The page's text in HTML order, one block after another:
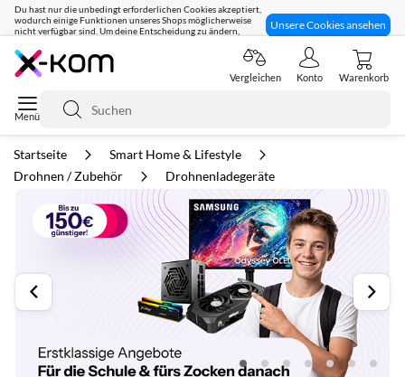
Du hast nur die unbedingt erforderlichen Cookies akzeptiert,
wodurch einige Funktionen unseres Shops möglicherweise
nicht verfügbar sind. Um deine Entscheidung zu ändern,
Unsere Cookies ansehen
Seit 8 Jahren für dich da!
Suche
Vergleichen Konto Warenkorb
Startseite
Smart Home & Lifestyle
Drohnen / Zubehör
Drohnenladegeräte